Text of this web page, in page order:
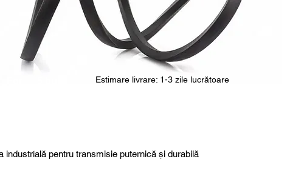
industrială pentru transmisie puternică și durabilă
specia
l
Estimare livrare: 1-3 zile lucrătoare